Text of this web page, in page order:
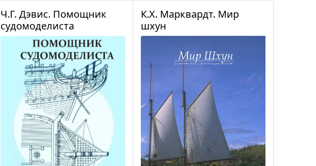
Ч.Г. Дэвис. Помощник
судомоделиста
К.Х. Марквардт. Мир
шхун